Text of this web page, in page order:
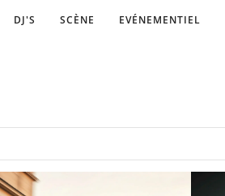
DJ'S SCÈNE EVÉNEMENTIEL